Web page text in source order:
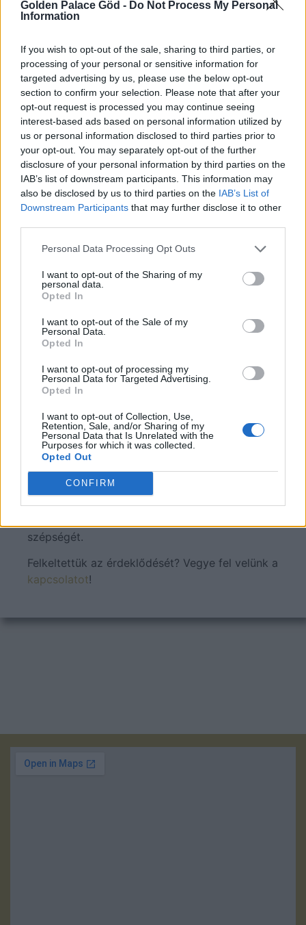
Golden Palace Göd - Do Not Process My Personal
Information
If you wish to opt-out of the sale, sharing to third parties, or
processing of your personal or sensitive information for
targeted advertising by us, please use the below opt-out
section to confirm your selection. Please note that after your
opt-out request is processed you may continue seeing
interest-based ads based on personal information utilized by
us or personal information disclosed to third parties prior to
your opt-out. You may separately opt-out of the further
disclosure of your personal information by third parties on the
IAB’s list of downstream participants. This information may
also be disclosed by us to third parties on the IAB’s List of
Downstream Participants that may further disclose it to other
Personal Data Processing Opt Outs
I want to opt-out of the Sharing of my
personal data.
Opted In
I want to opt-out of the Sale of my
Personal Data.
Opted In
I want to opt-out of processing my
Personal Data for Targeted Advertising.
Opted In
I want to opt-out of Collection, Use,
Retention, Sale, and/or Sharing of my
Personal Data that Is Unrelated with the
Purposes for which it was collected.
Opted Out
CONFIRM
nálunk, de kényelmes, prémium környezetben
szolgáltatásaink minden igényre kiterjednek.
Legyen szó fodrászatról, festő szakkörről, vagy
irodalmi estekről, nálunk mindenki megtalálja a
saját érdeklődési körének megfelelő
elfoglaltságot.
A több, mint 7 hektárnyi,ősfákkaltarkított,
hatalmas parkunk kiváló lehetőséget nyújt nagy
sétákra, kerti grillezésre, vagy akár egy remek
könyv olvasására, a padon ülve. Saját
tavunkban kedvére úszhatnak lakóink, vagy
itt élők, a wellness részlegünkben, vagy a
speciálisan kialakított szauna világban tehetik
úszásra, míg sport termünk további sportolási
lehetőséget biztosít.
Nagy közösségi terünkben pedig mindenki
kedvére élheti szociális életét, legyen szó előre
tervezett programokról (színház, mozi,
koncert), vagy közös kártyázásról,
beszélgetésről.
Mi tehát valljuk, hogy minden ember
egyedülálló, ezért egyedülálló gondozás illeti
meg, ami ma már nem pusztán kötelesség, de
Önnek lehetőség arra, hogy minden korban
szépségét.
Felkeltettük az érdeklődését? Vegye fel velünk a
kapcsolatot!